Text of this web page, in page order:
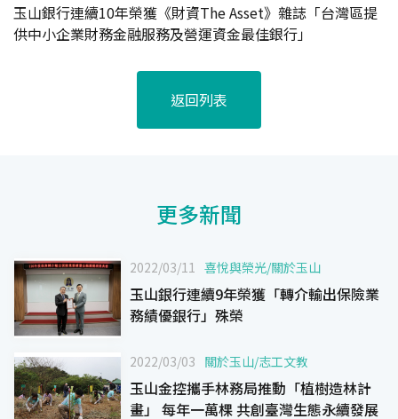
玉山銀行連續10年榮獲《財資The Asset》雜誌「台灣區提
供中小企業財務金融服務及營運資金最佳銀行」
返回列表
更多新聞
2022/03/11 喜悅與榮光/關於玉山
玉山銀行連續9年榮獲「轉介輸出保險業
務績優銀行」殊榮
2022/03/03 關於玉山/志工文教
玉山金控攜手林務局推動「植樹造林計
畫」 每年一萬棵 共創臺灣生態永續發展